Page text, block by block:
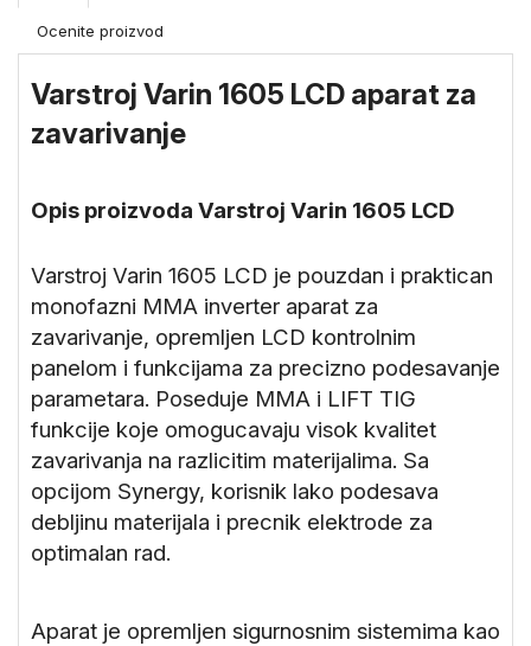
Gradjevinske
Ocenite proizvod
Varstroj Varin 1605 LCD aparat za
zavarivanje
Opis proizvoda Varstroj Varin 1605 LCD
Varstroj Varin 1605 LCD je pouzdan i praktican
monofazni MMA inverter aparat za
zavarivanje, opremljen LCD kontrolnim
panelom i funkcijama za precizno podesavanje
parametara. Poseduje MMA i LIFT TIG
funkcije koje omogucavaju visok kvalitet
zavarivanja na razlicitim materijalima. Sa
opcijom Synergy, korisnik lako podesava
debljinu materijala i precnik elektrode za
optimalan rad.
Aparat je opremljen sigurnosnim sistemima kao